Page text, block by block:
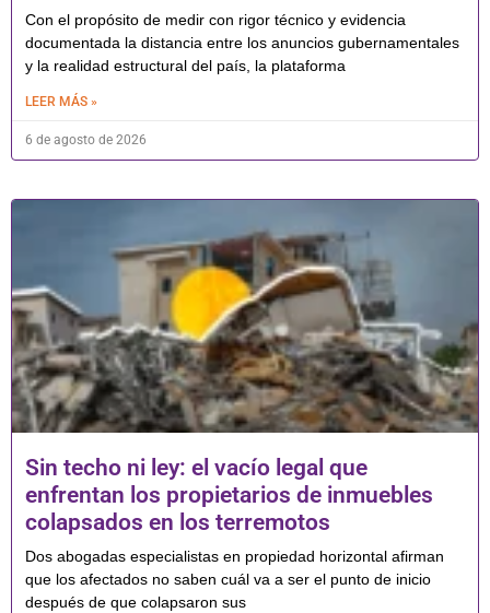
Con el propósito de medir con rigor técnico y evidencia
documentada la distancia entre los anuncios gubernamentales
y la realidad estructural del país, la plataforma
LEER MÁS »
6 de agosto de 2026
Sin techo ni ley: el vacío legal que
enfrentan los propietarios de inmuebles
colapsados en los terremotos
Dos abogadas especialistas en propiedad horizontal afirman
que los afectados no saben cuál va a ser el punto de inicio
después de que colapsaron sus